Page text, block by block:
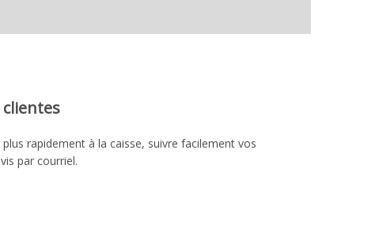
rapidement à la caisse, suivre facilement vos
par courriel.